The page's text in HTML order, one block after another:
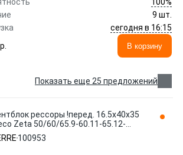
9 шт.
сегодня в 16:15
В корзину
Показать еще 25 предложений
рессоры !перед. 16.5x40x35
Zeta 50/60/65.9-60.11-65.12-
EMMERRE
100953